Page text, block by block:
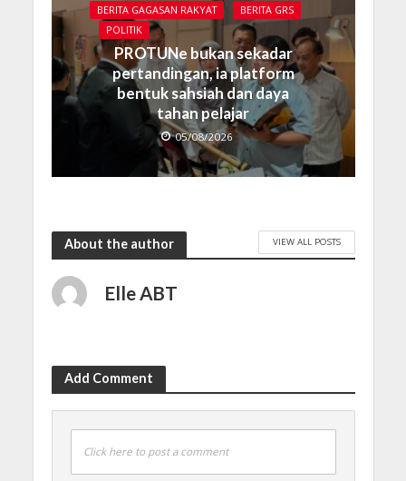
BERITA GAGASAN RAKYAT
BERITA GRS
POLITIK
PROTUNe bukan sekadar
pertandingan, ia platform
bentuk sahsiah dan daya
tahan pelajar
05/08/2026
About the author VIEW ALL POSTS
Elle ABT
Add Comment
Click here to post a comment